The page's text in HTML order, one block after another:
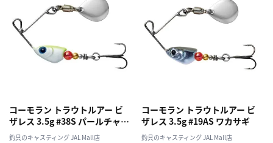
コーモラン トラウトルアー ビ
ザレス 3.5g #38S パールチャー
ト
釣具のキャスティング JAL Mall店
コーモラン トラウトルアー ビ
ザレス 3.5g #19AS ワカサギ
釣具のキャスティング JAL Mall店